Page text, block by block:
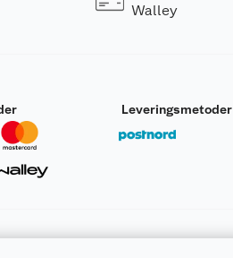
Walley
Leveringsmetoder